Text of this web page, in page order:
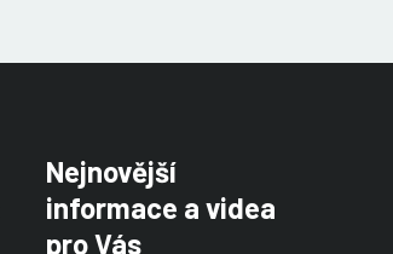
Nejnovější
informace a videa
pro Vás